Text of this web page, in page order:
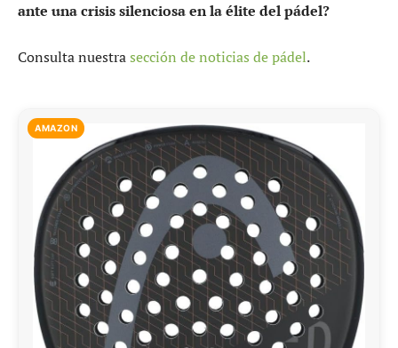
ante una crisis silenciosa en la élite del pádel?
Consulta nuestrasección de noticias de pádel.
AMAZON